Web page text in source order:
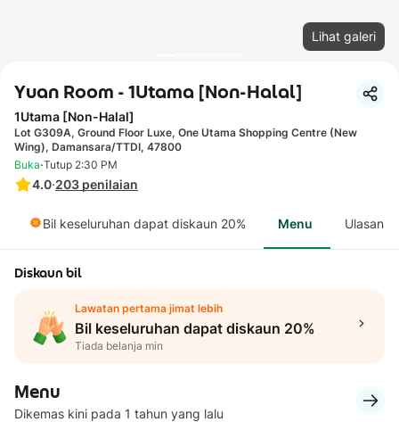
Lihat galeri
Yuan Room - 1Utama [Non-Halal]
1Utama [Non-Halal]
Lot G309A, Ground Floor Luxe, One Utama Shopping Centre (New
Wing), Damansara/TTDI, 47800
4.0·203 penilaian
Buka·Tutup 2:30 PM
Bil keseluruhan dapat diskaun 20% Menu Ulasan
Diskaun bil
Lawatan pertama jimat lebih
Bil keseluruhan dapat diskaun 20%
Tiada belanja min
Menu
Dikemas kini pada 1 tahun yang lalu